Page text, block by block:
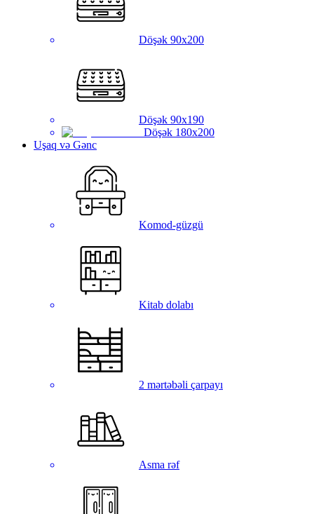
Döşək 90x200
Döşək 90x190
Döşək 180x200
Uşaq və Gənc
Komod-güzgü
Kitab dolabı
2 mərtəbəli çarpayı
Asma rəf